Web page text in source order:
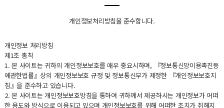
개인정보처리방침을 준수합니다.
개인정보 처리방침
제1조 총칙
1. 본 사이트는 귀하의 개인정보보호를 매우 중요시하며, 『정보통신망이용촉진등
에관한법률』상의 개인정보보호 규정 및 정보통신부가 제정한 『개인정보보호지
침』을 준수하고 있습니다.
2. 본 사이트는 개인정보보호방침을 통하여 귀하께서 제공하시는 개인정보가 어떠
한 용도와 방식으로 이용되고 있으며 개인정보보호를 위해 어떠한 조치가 취해지